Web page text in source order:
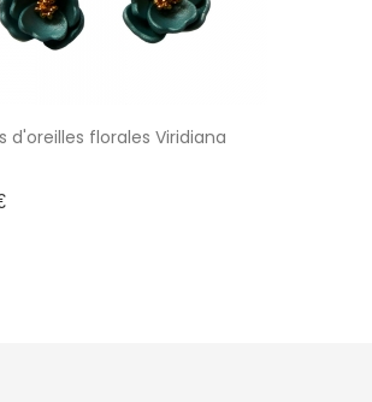
d'oreilles florales Viridiana